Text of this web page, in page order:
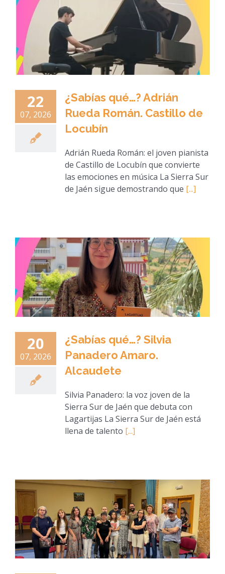
22
07, 2026
¿Sabías qué…? Adrián
Rueda Román. Castillo de
Locubín
Adrián Rueda Román: el joven pianista
de Castillo de Locubín que convierte
las emociones en música La Sierra Sur
de Jaén sigue demostrando que [...]
20
07, 2026
¿Sabías qué…? Silvia
Panadero Amaro.
Alcaudete
Silvia Panadero: la voz joven de la
Sierra Sur de Jaén que debuta con
Lagartijas La Sierra Sur de Jaén está
llena de talento [...]